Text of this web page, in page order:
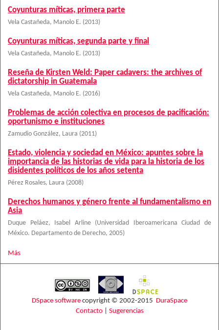
Coyunturas míticas, primera parte
Vela Castañeda, Manolo E. (2013)
Coyunturas míticas, segunda parte y final
Vela Castañeda, Manolo E. (2013)
Reseña de Kirsten Weld: Paper cadavers: the archives of
dictatorship in Guatemala
Vela Castañeda, Manolo E. (2016)
Problemas de acción colectiva en procesos de pacificación:
oportunismo e instituciones
Zamudio González, Laura (2011)
Estado, violencia y sociedad en México: apuntes sobre la
importancia de las historias de vida para la historia de los
disidentes políticos de los años setenta
Pérez Rosales, Laura (2008)
Derechos humanos y género frente al fundamentalismo en
Asia
Duque Peláez, Isabel Arline (Universidad Iberoamericana Ciudad de
México. Departamento de Derecho, 2005)
Más
DSpace software copyright © 2002-2015 DuraSpace
Contacto| Sugerencias